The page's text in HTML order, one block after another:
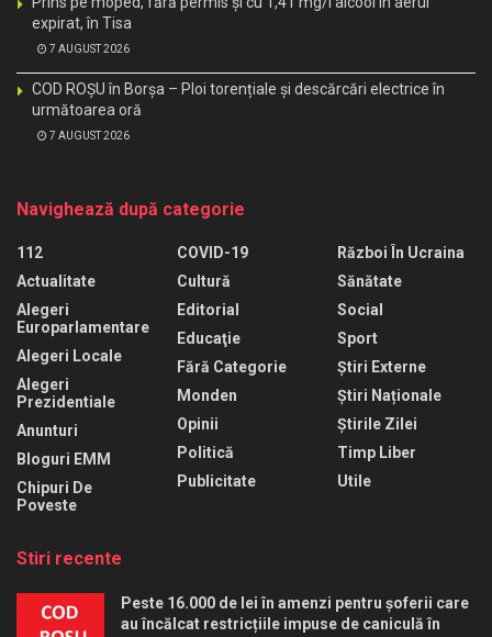
expirat, în Tisa
7 AUGUST 2026
COD ROȘU în Borșa – Ploi torențiale și descărcări electrice în
următoarea oră
7 AUGUST 2026
Navighează după categorie
112
Actualitate
Alegeri
Europarlamentare
Alegeri Locale
Alegeri
Prezidentiale
Anunturi
Bloguri EMM
Chipuri De
Poveste
COVID-19
Cultură
Editorial
Educaţie
Fără Categorie
Monden
Opinii
Politică
Publicitate
Război În Ucraina
Sănătate
Social
Sport
Știri Externe
Știri Naționale
Știrile Zilei
Timp Liber
Utile
Stiri recente
Peste 16.000 de lei în amenzi pentru șoferii care
au încălcat restricțiile impuse de caniculă în